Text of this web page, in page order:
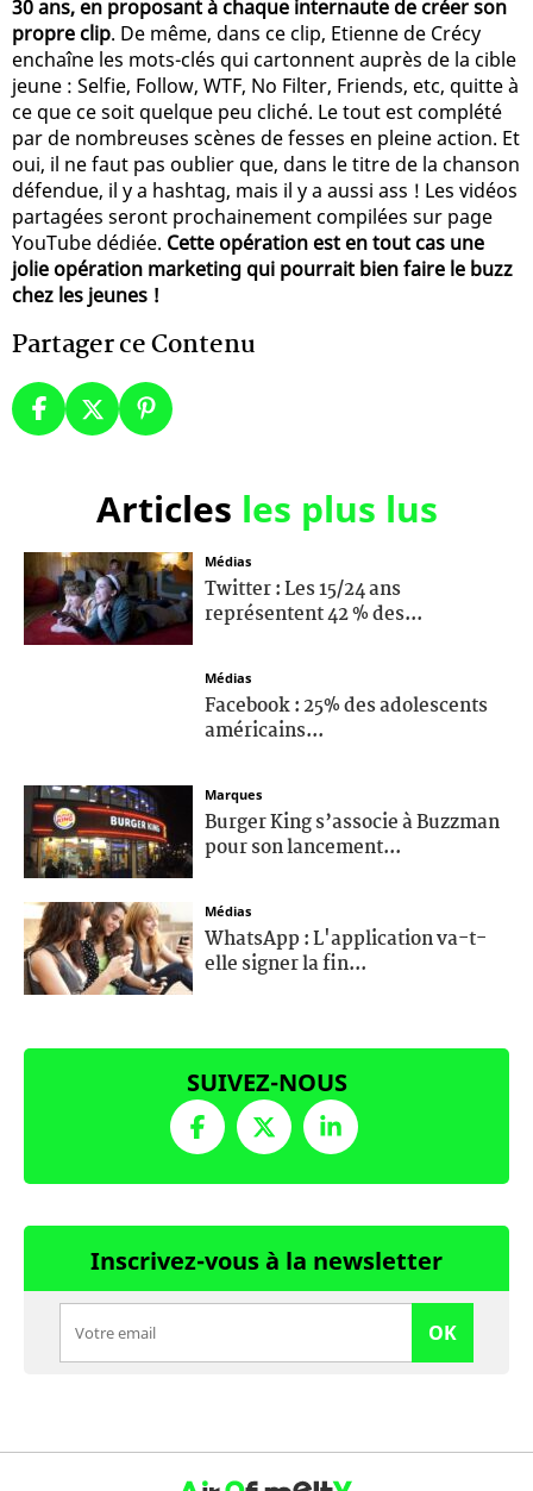
30 ans, en proposant à chaque internaute de créer son
propre clip. De même, dans ce clip, Etienne de Crécy
enchaîne les mots-clés qui cartonnent auprès de la cible
jeune : Selfie, Follow, WTF, No Filter, Friends, etc, quitte à
ce que ce soit quelque peu cliché. Le tout est complété
par de nombreuses scènes de fesses en pleine action. Et
oui, il ne faut pas oublier que, dans le titre de la chanson
défendue, il y a hashtag, mais il y a aussi ass ! Les vidéos
partagées seront prochainement compilées sur page
YouTube dédiée. Cette opération est en tout cas une
jolie opération marketing qui pourrait bien faire le buzz
chez les jeunes !
Partager ce Contenu
Articles les plus lus
Médias
Twitter : Les 15/24 ans
représentent 42 % des...
Médias
Facebook : 25% des adolescents
américains...
Marques
Burger King s’associe à Buzzman
pour son lancement...
Médias
WhatsApp : L'application va-t-
elle signer la fin...
SUIVEZ-NOUS
Inscrivez-vous à la newsletter
OK